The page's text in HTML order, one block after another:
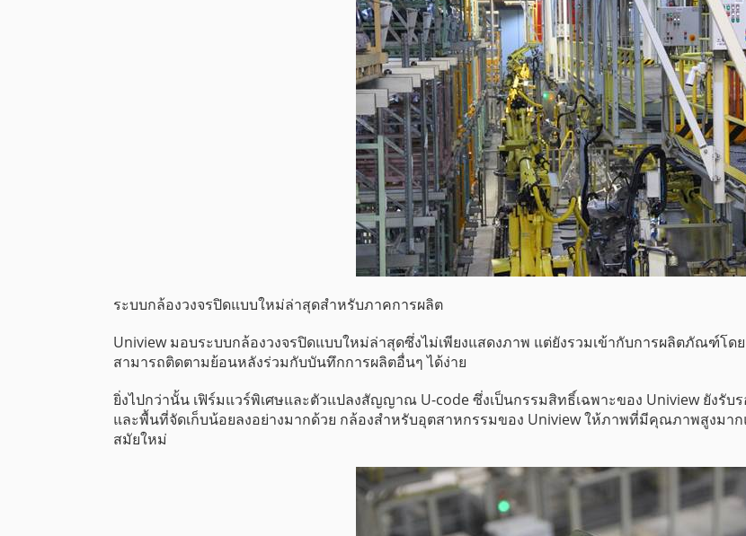
ระบบกล้องวงจรปิดแบบใหม่ล่าสุดสำหรับภาคการผลิต
Uniview มอบระบบกล้องวงจรปิดแบบใหม่ล่าสุดซึ่งไม่เพียงแสดงภาพ แต่ยังรวมเข้ากับการผลิตภัณฑ์โ
สามารถติดตามย้อนหลังร่วมกับบันทึกการผลิตอื่นๆ ได้ง่าย
ยิ่งไปกว่านั้น เฟิร์มแวร์พิเศษและตัวแปลงสัญญาณ U-code ซึ่งเป็นกรรมสิทธิ์เฉพาะของ Uniview ยังรั
และพื้นที่จัดเก็บน้อยลงอย่างมากด้วย กล้องสำหรับอุตสาหกรรมของ Uniview ให้ภาพที่มีคุณภาพสูงมา
สมัยใหม่